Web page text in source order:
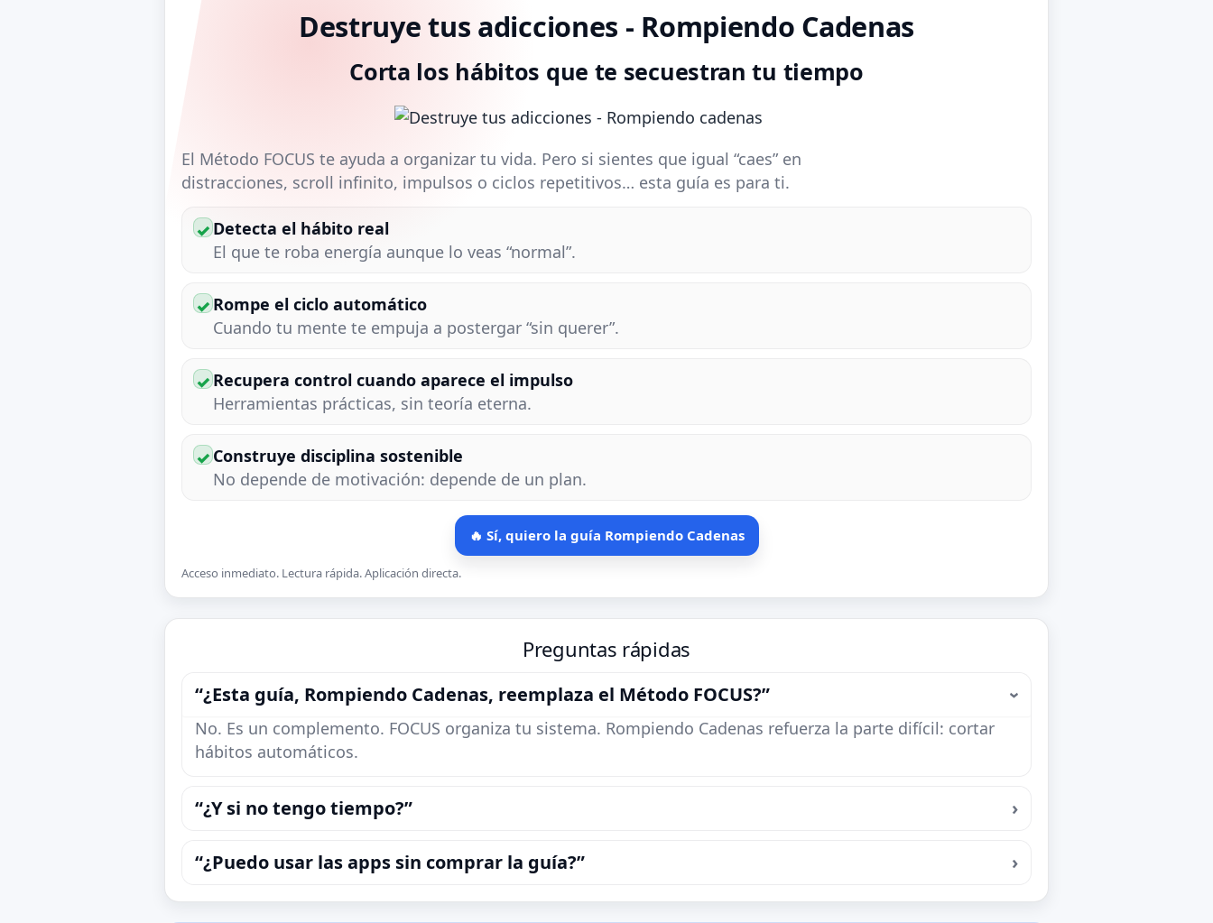
Destruye tus adicciones - Rompiendo Cadenas
Corta los hábitos que te secuestran tu tiempo
El Método FOCUS te ayuda a organizar tu vida. Pero si sientes que igual “caes” en
distracciones, scroll infinito, impulsos o ciclos repetitivos… esta guía es para ti.
✓Detecta el hábito real
El que te roba energía aunque lo veas “normal”.
✓Rompe el ciclo automático
Cuando tu mente te empuja a postergar “sin querer”.
✓Recupera control cuando aparece el impulso
Herramientas prácticas, sin teoría eterna.
✓Construye disciplina sostenible
No depende de motivación: depende de un plan.
🔥 Sí, quiero la guía Rompiendo Cadenas
Acceso inmediato. Lectura rápida. Aplicación directa.
Preguntas rápidas
“¿Esta guía, Rompiendo Cadenas, reemplaza el Método FOCUS?” ›
No. Es un complemento. FOCUS organiza tu sistema. Rompiendo Cadenas refuerza la parte difícil: cortar
hábitos automáticos.
“¿Y si no tengo tiempo?” ›
“¿Puedo usar las apps sin comprar la guía?” ›